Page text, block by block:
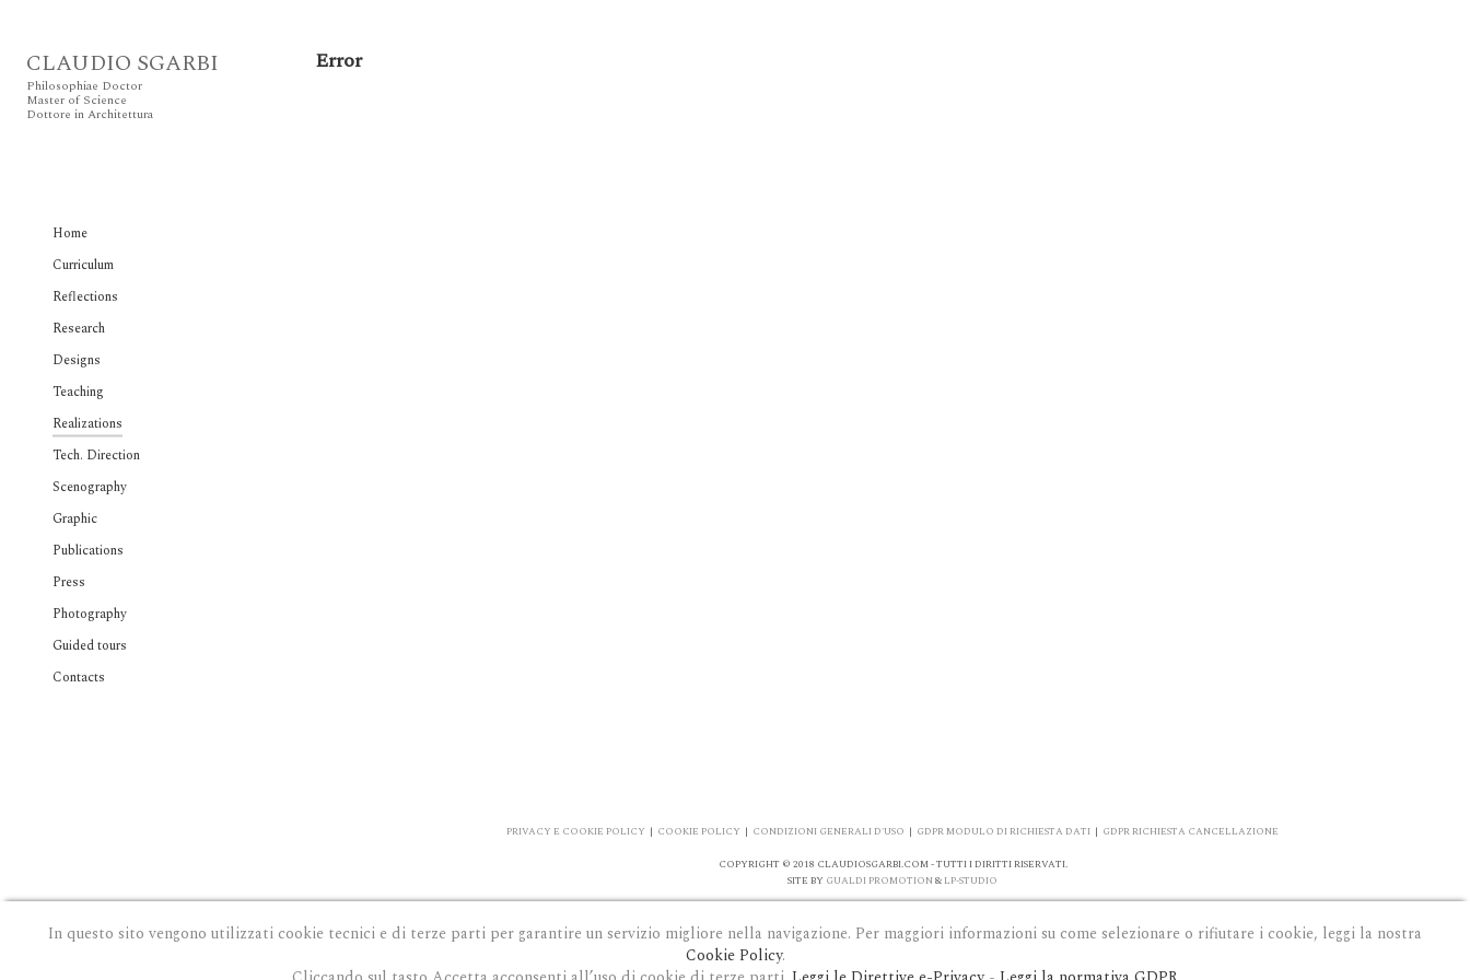
CLAUDIO SGARBI
Philosophiae Doctor
Master of Science
Dottore in Architettura
Home
Curriculum
Reflections
Research
Designs
Teaching
Realizations
Tech. Direction
Scenography
Graphic
Publications
Press
Photography
Guided tours
Contacts
Error
PRIVACY E COOKIE POLICY | COOKIE POLICY | CONDIZIONI GENERALI D'USO | GDPR MODULO DI RICHIESTA DATI | GDPR RICHIESTA CANCELLAZIONE
COPYRIGHT © 2018 CLAUDIOSGARBI.COM - TUTTI I DIRITTI RISERVATI.
SITE BY GUALDI PROMOTION & LP-STUDIO
In questo sito vengono utilizzati cookie tecnici e di terze parti per garantire un servizio migliore nella navigazione. Per maggiori informazioni su come selezionare o rifiutare i cookie, leggi la nostra
Cookie Policy.